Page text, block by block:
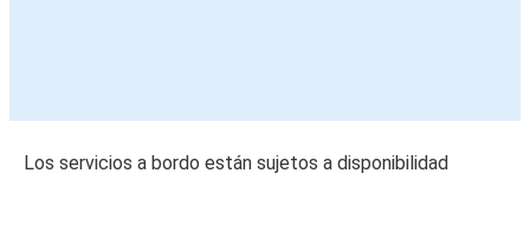
Los servicios a bordo están sujetos a disponibilidad